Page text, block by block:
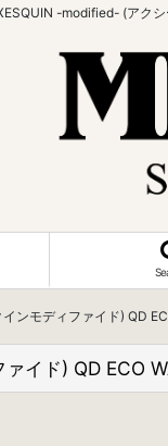
-modified- (アクシ
ンモディファイド) QD
ド) QD ECO